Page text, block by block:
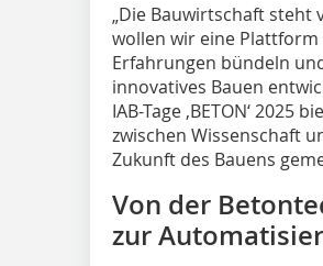
„Die Bauwirtschaft
wollen wir eine
Erfahrungen bündeln
innovatives Bauen
IAB-Tage ‚BETON‘
zwischen Wissenschaft
Zukunft des Bauens
Von der
zur